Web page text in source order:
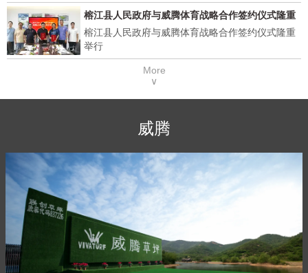
动，是威腾体育践行社会责任、传递品牌温度的重
要体现。未来，威腾体育将持续坚守公益初心，将
企业发展与公益事业深度融合，以实际行动回馈社
会，助力公益事业高质量发展，同时坚守品牌理
念，为市场提供优质产品与服务，实现企业与社会
设的天津港保税区绿色低碳循环经济示范基地可回
收免填充人造草足球场顺利通过国际足联FIFA
Basic 足球场场地质量检测！这也是一块通过该新
标准的可回收免填充人造草足球场。
榕江县人民政府与威腾体育战略合作签约仪式隆重
举行
榕江县人民政府与威腾体育战略合作签约仪式隆重
举行
More
∨
威腾